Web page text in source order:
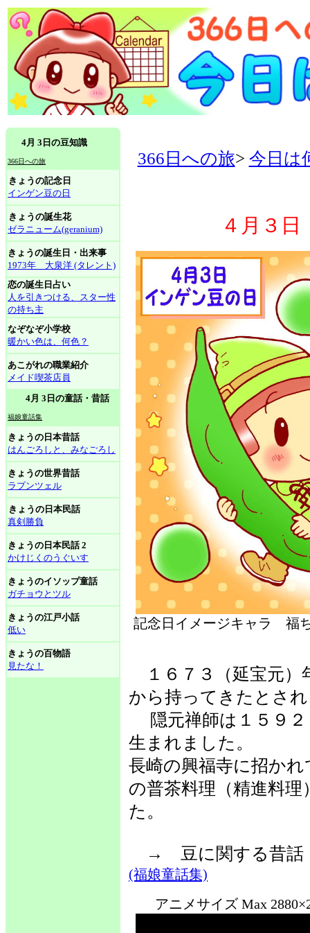
4月 3日の豆知識
366日への旅
きょうの記念日
インゲン豆の日
きょうの誕生花
ゼラニューム(geranium)
きょうの誕生日・出来事
1973年 大泉洋 (タレント)
恋の誕生日占い
人を引きつける、スター性
の持ち主
なぞなぞ小学校
暖かい色は、何色？
あこがれの職業紹介
メイド喫茶店員
4月 3日の童話・昔話
福娘童話集
きょうの日本昔話
はんごろしと、みなごろし
きょうの世界昔話
ラプンツェル
きょうの日本民話
真剣勝負
きょうの日本民話 2
かけじくのうぐいす
きょうのイソップ童話
ガチョウとツル
きょうの江戸小話
低い
きょうの百物語
見たな！
366日への旅> 今日は
４月３
記念日イメージキャラ 福
１６７３（延宝元）
から持ってきたとさ
隠元禅師は１５９２
生まれました。
長崎の興福寺に招か
の普茶料理（精進料
た。
→ 豆に関する昔
(福娘童話集)
アニメサイズ Max